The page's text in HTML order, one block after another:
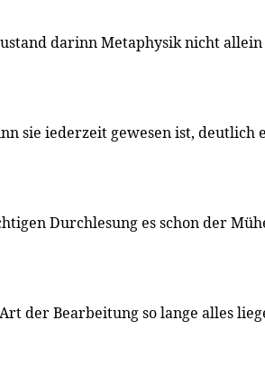
darinn Metaphysik nicht
sie iederzeit gewesen ist,
Durchlesung es schon der
der Bearbeitung so lange alles